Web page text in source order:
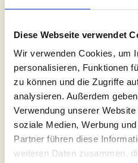
Diese Webseite verwendet
Wir verwenden Cookies, um
personalisieren, Funktionen
zu können und die Zugriffe
analysieren. Außerdem
Verwendung unserer
soziale Medien, Werbung
Partner führen diese
weiteren Daten zusammen,
VERZIERE